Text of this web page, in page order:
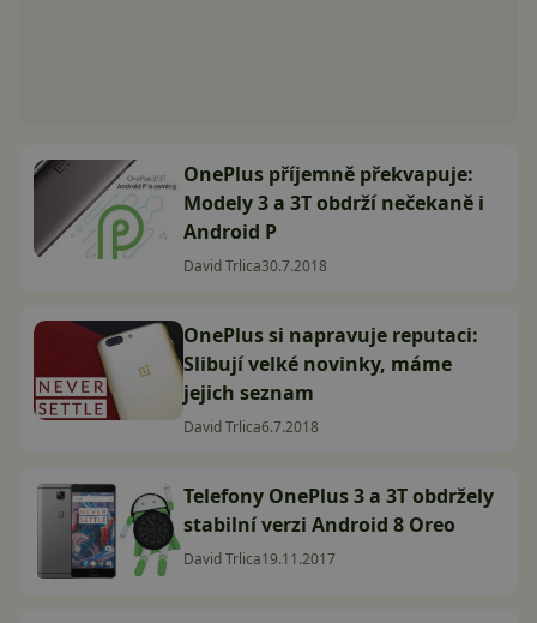
OnePlus příjemně překvapuje:
Modely 3 a 3T obdrží nečekaně i
Android P
David Trlica30.7.2018
OnePlus si napravuje reputaci:
Slibují velké novinky, máme
jejich seznam
David Trlica6.7.2018
Telefony OnePlus 3 a 3T obdržely
stabilní verzi Android 8 Oreo
David Trlica19.11.2017